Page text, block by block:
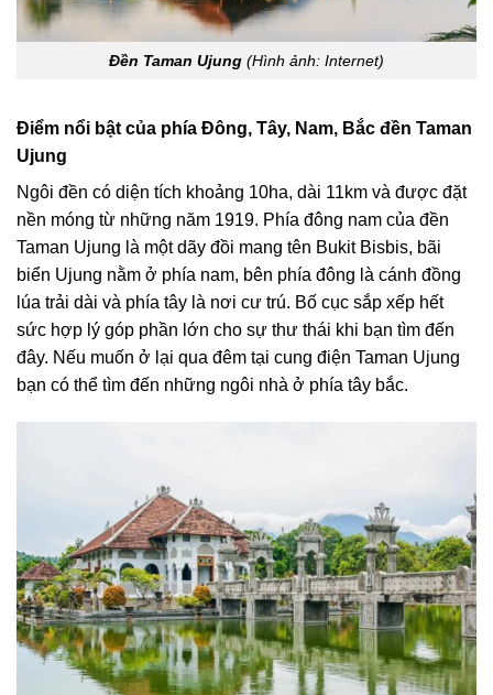
Đền Taman Ujung (Hình ảnh: Internet)
Điểm nổi bật của phía Đông, Tây, Nam, Bắc đền Taman
Ujung
Ngôi đền có diện tích khoảng 10ha, dài 11km và được đặt
nền móng từ những năm 1919. Phía đông nam của đền
Taman Ujung là một dãy đồi mang tên Bukit Bisbis, bãi
biển Ujung nằm ở phía nam, bên phía đông là cánh đồng
lúa trải dài và phía tây là nơi cư trú. Bố cục sắp xếp hết
sức hợp lý góp phần lớn cho sự thư thái khi bạn tìm đến
đây. Nếu muốn ở lại qua đêm tại cung điện Taman Ujung
bạn có thể tìm đến những ngôi nhà ở phía tây bắc.